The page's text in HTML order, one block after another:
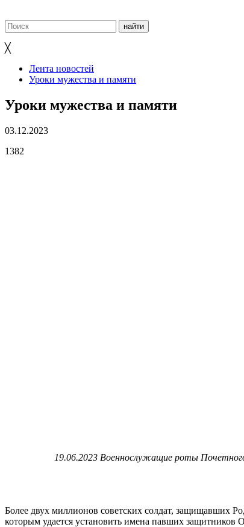
╳
Лента новостей
Уроки мужества и памяти
Уроки мужества и памяти
03.12.2023
1382
19.06.2023 Военнослужащие роты
Более двух миллионов советских солдат, защищавших
которым удается установить имена павших защитников